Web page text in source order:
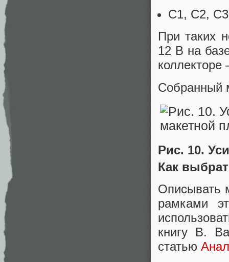
С1, C2,
При таких
12 В на
Собранный
Рис. 10.
Как
Описывать
рамками
книгу В.
статью